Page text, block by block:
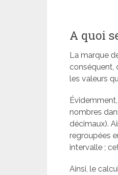
A quoi
La marque
conséquent,
les valeurs
nombres
décimaux).
regroupées
intervalle ;
Ainsi, le